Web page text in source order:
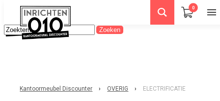
0
Kantoormeubel Discounter › OVERIG › ELECTRIFICATIE